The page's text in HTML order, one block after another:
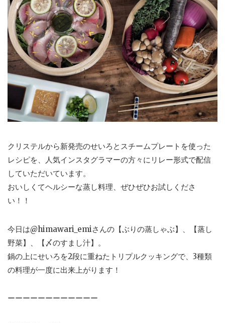
クリステルから新発売のせいろとスチームプレートを使った
レシピを、人気インスタグラマーの方々にリレー形式で配信
していただいています。
おいしくてヘルシーな蒸し料理、ぜひぜひお試しくださ
い！！
今日は@himawari_emiさんの【ぶりの蒸しゃぶ】、【蒸し
野菜】、【〆のすまし汁】。
鍋の上にせいろを2段に重ねたトリプルクッキングで、3種類
の料理が一度に出来上がります！
ーーーーーーーーーーーー